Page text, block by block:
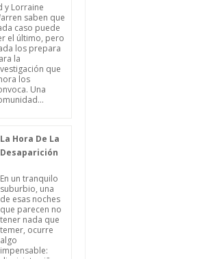
y Lorraine
saben que
caso puede
el último, pero
los prepara
la
que
los
Una
La Hora De La
Desaparición
En un tranquilo
suburbio, una
de esas noches
que parecen no
tener nada que
temer, ocurre
algo
impensable: